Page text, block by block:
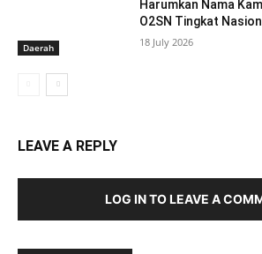
Daerah
Harumkan Nama
O2SN Tingkat
18 July 2026
LEAVE A REPLY
LOG IN TO LEAVE A